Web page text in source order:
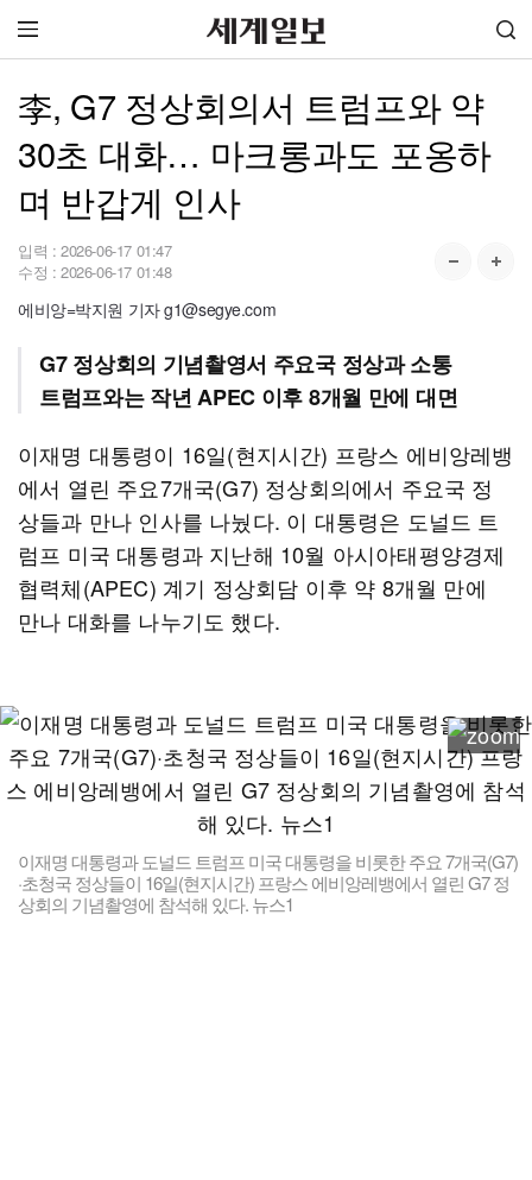
李, G7 정상회의서 트럼프와 약
30초 대화… 마크롱과도 포옹하
며 반갑게 인사
입력 : 2026-06-17 01:47
수정 : 2026-06-17 01:48
에비앙=박지원 기자 g1@segye.com
G7 정상회의 기념촬영서 주요국 정상과 소통
트럼프와는 작년 APEC 이후 8개월 만에 대면
이재명 대통령이 16일(현지시간) 프랑스 에비앙레뱅
에서 열린 주요7개국(G7) 정상회의에서 주요국 정
상들과 만나 인사를 나눴다. 이 대통령은 도널드 트
럼프 미국 대통령과 지난해 10월 아시아태평양경제
협력체(APEC) 계기 정상회담 이후 약 8개월 만에
만나 대화를 나누기도 했다.
이재명 대통령과 도널드 트럼프 미국 대통령을 비롯한 주요 7개국(G7)
·초청국 정상들이 16일(현지시간) 프랑스 에비앙레뱅에서 열린 G7 정
상회의 기념촬영에 참석해 있다. 뉴스1